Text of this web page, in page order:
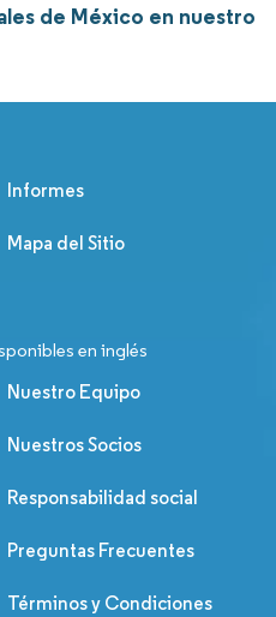
de México en nuestro
Informes
Mapa del Sitio
en inglés
Nuestro Equipo
Nuestros Socios
Responsabilidad social
Preguntas Frecuentes
Términos y Condiciones